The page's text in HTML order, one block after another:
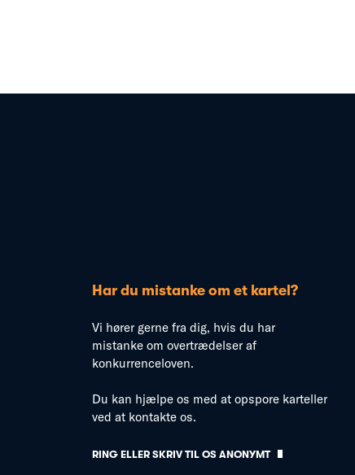
Har du mistanke om et kartel?
Vi hører gerne fra dig, hvis du har
mistanke om overtrædelser af
konkurrenceloven.
Du kan hjælpe os med at opspore karteller
ved at kontakte os.
RING ELLER SKRIV TIL OS ANONYMT